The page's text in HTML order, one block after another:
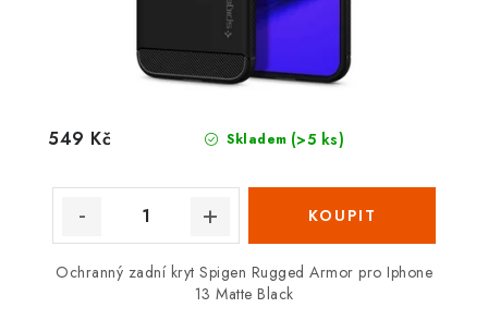
Skladem (>5 ks)
549 Kč
Ochranný zadní kryt Spigen Rugged Armor pro Iphone
13 Matte Black